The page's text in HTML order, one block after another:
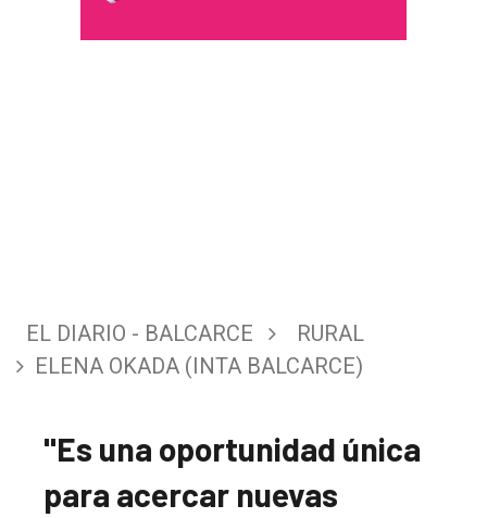
EL DIARIO - BALCARCE
RURAL
ELENA OKADA (INTA BALCARCE)
"Es una oportunidad única
para acercar nuevas